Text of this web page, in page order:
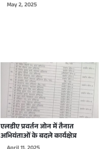
May 2, 2025
एलडीए प्रवर्तन जोन में तैनात
अभियंताओं के बदले कार्यक्षेत्र